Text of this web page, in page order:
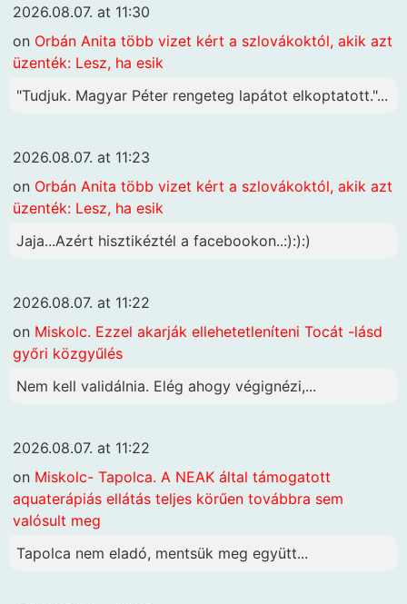
2026.08.07. at 11:30
on Orbán Anita több vizet kért a szlovákoktól, akik azt
üzenték: Lesz, ha esik
"Tudjuk. Magyar Péter rengeteg lapátot elkoptatott."...
2026.08.07. at 11:23
on Orbán Anita több vizet kért a szlovákoktól, akik azt
üzenték: Lesz, ha esik
Jaja...Azért hisztikéztél a facebookon..:):):)
2026.08.07. at 11:22
on Miskolc. Ezzel akarják ellehetetleníteni Tocát -lásd
győri közgyűlés
Nem kell validálnia. Elég ahogy végignézi,...
2026.08.07. at 11:22
on Miskolc- Tapolca. A NEAK által támogatott
aquaterápiás ellátás teljes körűen továbbra sem
valósult meg
Tapolca nem eladó, mentsük meg együtt...